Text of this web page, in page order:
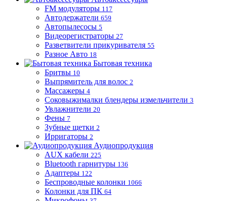
FM модуляторы 117
Автодержатели 659
Автопылесосы 5
Видеорегистраторы 27
Разветвители прикуривателя 55
Разное Авто 18
Бытовая техника
Бритвы 10
Выпрямитель для волос 2
Массажеры 4
Соковыжималки блендеры измельчители 3
Увлажнители 20
Фены 7
Зубные щетки 2
Ирригаторы 2
Аудиопродукция
AUX кабели 225
Bluetooth гарнитуры 136
Адаптеры 122
Беспроводные колонки 1066
Колонки для ПК 64